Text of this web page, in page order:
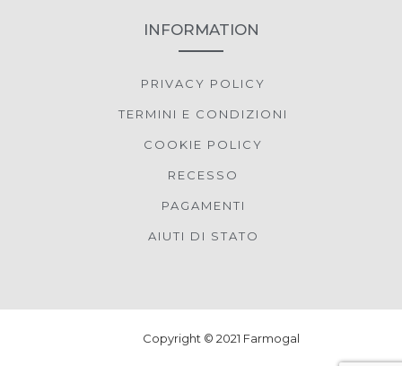
INFORMATION
PRIVACY POLICY
TERMINI E CONDIZIONI
COOKIE POLICY
RECESSO
PAGAMENTI
AIUTI DI STATO
Copyright © 2021 Farmogal